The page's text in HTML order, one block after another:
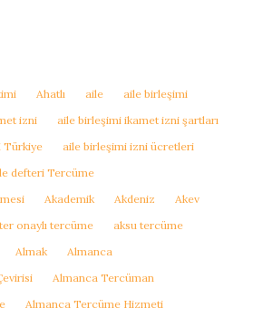
Ahatlı aile
aile birleşimi
izni
aile birleşimi ikamet izni şartları
Türkiye
aile birleşimi izni ücretleri
defteri Tercüme
Akademik Akdeniz
Akev
onaylı tercüme
aksu tercüme
Almak
Almanca
Almanca Tercüman
Almanca Tercüme Hizmeti